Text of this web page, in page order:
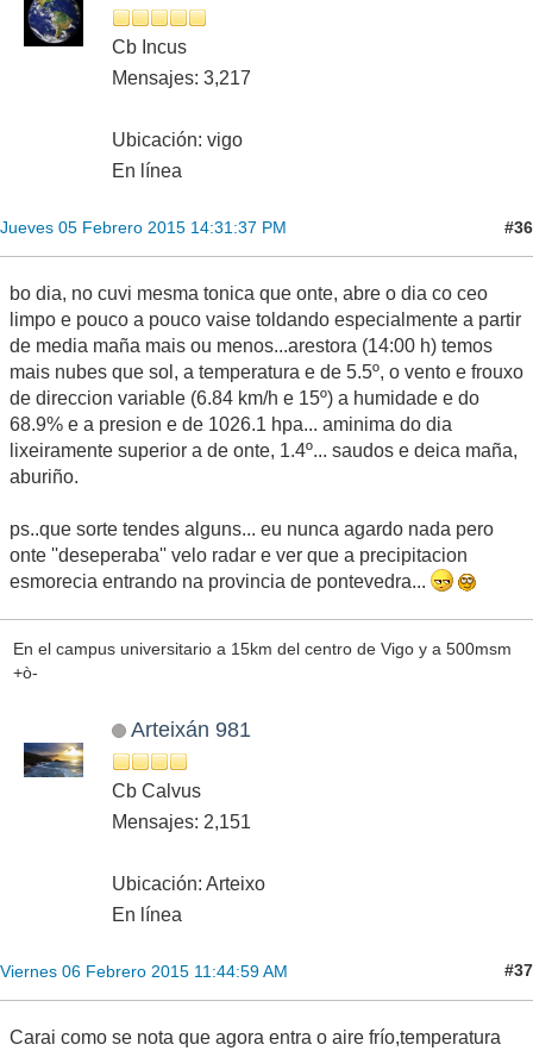
Cb Incus
Mensajes: 3,217
Ubicación: vigo
En línea
Jueves 05 Febrero 2015 14:31:37 PM #36
bo dia, no cuvi mesma tonica que onte, abre o dia co ceo
limpo e pouco a pouco vaise toldando especialmente a partir
de media maña mais ou menos...arestora (14:00 h) temos
mais nubes que sol, a temperatura e de 5.5º, o vento e frouxo
de direccion variable (6.84 km/h e 15º) a humidade e do
68.9% e a presion e de 1026.1 hpa... aminima do dia
lixeiramente superior a de onte, 1.4º... saudos e deica maña,
aburiño.
ps..que sorte tendes alguns... eu nunca agardo nada pero
onte ''deseperaba'' velo radar e ver que a precipitacion
esmorecia entrando na provincia de pontevedra...
En el campus universitario a 15km del centro de Vigo y a 500msm
+ò-
Arteixán 981
Cb Calvus
Mensajes: 2,151
Ubicación: Arteixo
En línea
Viernes 06 Febrero 2015 11:44:59 AM #37
Carai como se nota que agora entra o aire frío,temperatura